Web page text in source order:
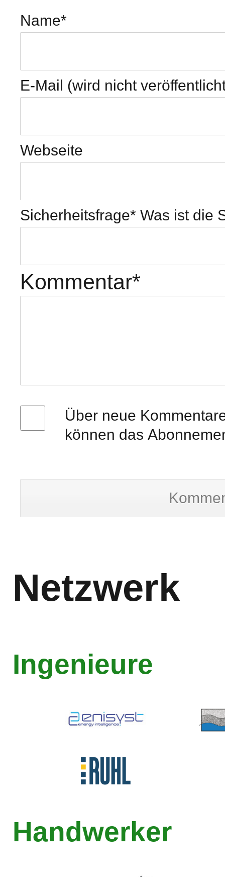
Name*
E-Mail (wird nicht
Webseite
Sicherheitsfrage* Was ist die
Kommentar*
Über neue
können das
Netzwerk
Ingenieure
Handwerker